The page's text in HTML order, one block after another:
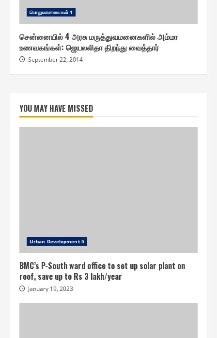
பொதுவானவை௧ள் 1
சென்னையில் 4 அரசு மருத்துவமனைகளில் அம்மா
உணவகங்கள்: ஜெயலலிதா திறந்து வைத்தார்
September 22, 2014
YOU MAY HAVE MISSED
Urban Development 5
BMC’s P-South ward office to set up solar plant on
roof, save up to Rs 3 lakh/year
January 19, 2023